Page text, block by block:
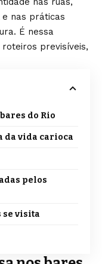
nas práticas
É nessa
previsíveis,
do Rio
da vida carioca
pelos
se visita